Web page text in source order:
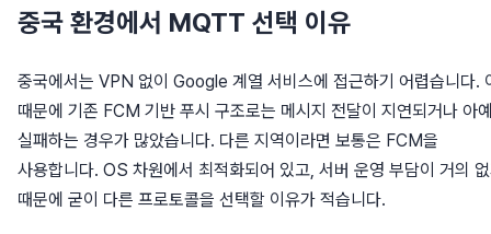
중국 환경에서 MQTT 선택 이유
중국에서는 VPN 없이 Google 계열 서비스에 접근하기 어렵습니다.
때문에 기존 FCM 기반 푸시 구조로는 메시지 전달이 지연되거나 아
실패하는 경우가 많았습니다. 다른 지역이라면 보통은 FCM을
사용합니다. OS 차원에서 최적화되어 있고, 서버 운영 부담이 거의
때문에 굳이 다른 프로토콜을 선택할 이유가 적습니다.